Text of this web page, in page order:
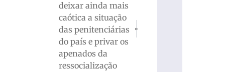
deixar ainda mais
caótica a situação
das penitenciárias
do país e privar os
apenados da
ressocialização
Acidente na Rua Gustavo Halfpap